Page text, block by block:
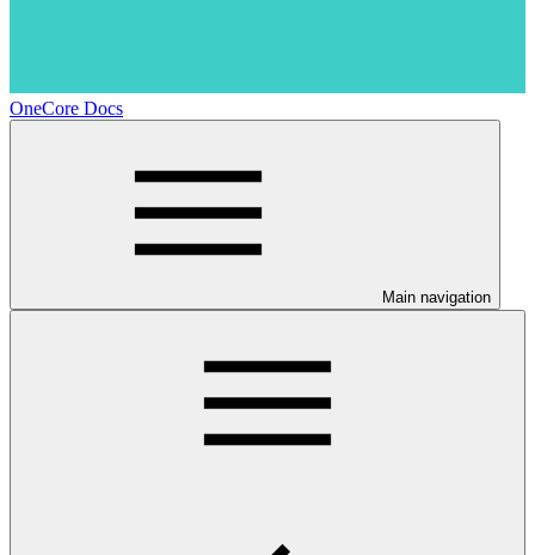
OneCore Docs
Main navigation